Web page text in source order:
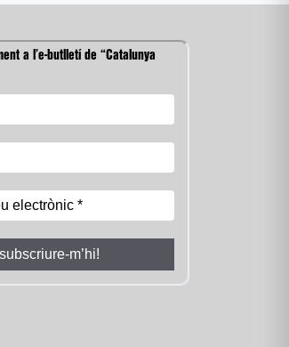
a l’e-butlletí de “Catalunya